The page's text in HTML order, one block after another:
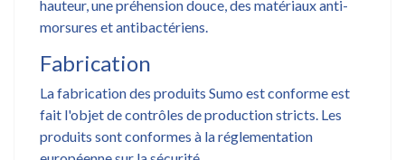
hauteur, une préhension douce, des matériaux anti-
morsures et antibactériens.
Fabrication
La fabrication des produits Sumo est conforme est
fait l'objet de contrôles de production stricts. Les
produits sont conformes à la réglementation